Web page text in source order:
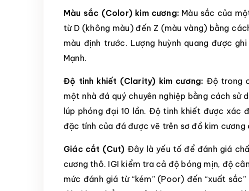
Màu sắc (Color) kim cương: Màu sắc của
từ D (không màu) đến Z (màu vàng) bằng
màu định trước. Lượng huỳnh quang được
Mạnh.
Độ tinh khiết (Clarity) kim cương: Độ trong
một nhà đá quý chuyên nghiệp bằng cách sử
lúp phóng đại 10 lần. Độ tinh khiết được xác
đặc tính của đá được vẽ trên sơ đồ kim cương
Giác cắt (Cut) Đây là yếu tố để đánh giá
cương thô. IGI kiểm tra cả độ bóng mịn, độ
mức đánh giá từ “kém” (Poor) đến “xuất